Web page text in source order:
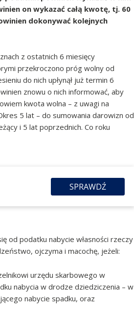
on wykazać całą kwotę, tj. 60
dokonywać kolejnych
z ostatnich 6 miesięcy
przekroczono próg wolny od
do nich upłynął już termin 6
znowu o nich informować, aby
kwota wolna – z uwagi na
5 lat – do sumowania darowizn od
i 5 lat poprzednich. Co roku
SPRAWDŹ
od podatku nabycie własności rzeczy
ojczyma i macochę, jeżeli:
urzędu skarbowego w
nabycia w drodze dziedziczenia – w
nabycie spadku, oraz